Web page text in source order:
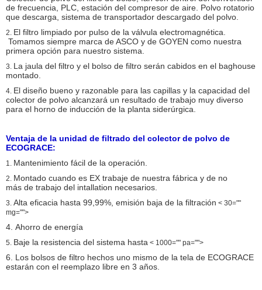
Tamaño de la válvula del
pulso
2,5 pulgadas
Resistencia <1000>
de frecuencia, PLC, estación del compresor de aire. Polvo rotatorio
que descarga, sistema de transportador descargado del polvo.
2. El filtro limpiado por pulso de la válvula electromagnética.
Tomamos siempre marca de ASCO y de GOYEN como nuestra
primera opción para nuestro sistema.
3. La jaula del filtro y el bolso de filtro serán cabidos en el baghouse
montado.
4. El diseño bueno y razonable para las capillas y la capacidad del
colector de polvo alcanzará un resultado de trabajo muy diverso
para el horno de inducción de la planta siderúrgica.
Ventaja de la unidad de filtrado del colector de polvo de
ECOGRACE:
1. Mantenimiento fácil de la operación.
2. Montado cuando es EX trabaje de nuestra fábrica y de no
más de trabajo del intallation necesarios.
3. Alta eficacia hasta 99,99%, emisión baja de la filtración < 30=""
mg="">
4. Ahorro de energía
5. Baje la resistencia del sistema hasta < 1000="" pa="">
6. Los bolsos de filtro hechos uno mismo de la tela de ECOGRACE
estarán con el reemplazo libre en 3 años.